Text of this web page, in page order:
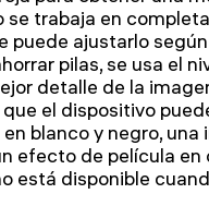
trabaja en
puede ajustarlo
pilas, se usa el
detalle de la
el dispositivo
blanco y negro,
efecto de película en
está disponible